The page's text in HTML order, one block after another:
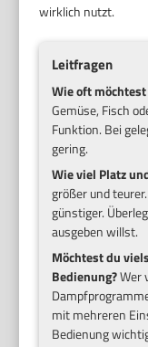
wirklich nutzt.
Leitfragen
Wie oft
Gemüse, Fisch
Funktion. Bei
gering.
Wie viel Platz
größer und
günstiger.
ausgeben willst.
Möchtest du
Bedienung?Wer
mit mehreren
Bedienung